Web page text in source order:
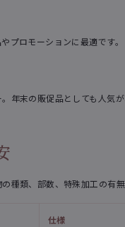
プロモーションに最適です。
年末の販促品としても人気が
種類、部数、特殊加工の有
仕様